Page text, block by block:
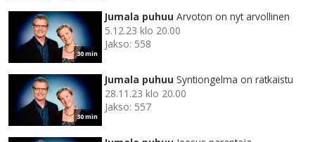
30 min
Jumala puhuu Arvoton on nyt arvollinen
5.12.23 klo 20.00
Jakso: 558
30 min
Jumala puhuu Syntiongelma on ratkaistu
28.11.23 klo 20.00
Jakso: 557